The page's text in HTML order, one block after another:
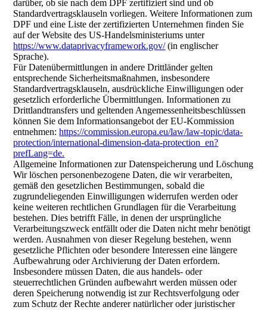
darüber, ob sie nach dem DPF zertifiziert sind und ob
Standardvertragsklauseln vorliegen. Weitere Informationen zum
DPF und eine Liste der zertifizierten Unternehmen finden Sie
auf der Website des US-Handelsministeriums unter
https://www.dataprivacyframework.gov/(in englischer
Sprache).
Für Datenübermittlungen in andere Drittländer gelten
entsprechende Sicherheitsmaßnahmen, insbesondere
Standardvertragsklauseln, ausdrückliche Einwilligungen oder
gesetzlich erforderliche Übermittlungen. Informationen zu
Drittlandtransfers und geltenden Angemessenheitsbeschlüssen
können Sie dem Informationsangebot der EU-Kommission
entnehmen:https://commission.europa.eu/law/law-topic/data-
protection/international-dimension-data-protection_en?
prefLang=de.
Allgemeine Informationen zur Datenspeicherung und Löschung
Wir löschen personenbezogene Daten, die wir verarbeiten,
gemäß den gesetzlichen Bestimmungen, sobald die
zugrundeliegenden Einwilligungen widerrufen werden oder
keine weiteren rechtlichen Grundlagen für die Verarbeitung
bestehen. Dies betrifft Fälle, in denen der ursprüngliche
Verarbeitungszweck entfällt oder die Daten nicht mehr benötigt
werden. Ausnahmen von dieser Regelung bestehen, wenn
gesetzliche Pflichten oder besondere Interessen eine längere
Aufbewahrung oder Archivierung der Daten erfordern.
Insbesondere müssen Daten, die aus handels- oder
steuerrechtlichen Gründen aufbewahrt werden müssen oder
deren Speicherung notwendig ist zur Rechtsverfolgung oder
zum Schutz der Rechte anderer natürlicher oder juristischer